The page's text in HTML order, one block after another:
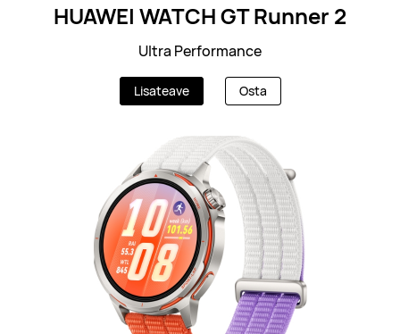
HUAWEI WATCH GT Runner 2
Ultra Performance
Lisateave Osta